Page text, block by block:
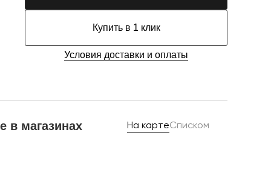
Купить в 1 клик
Условия доставки и оплаты
в магазинах На картеСписком